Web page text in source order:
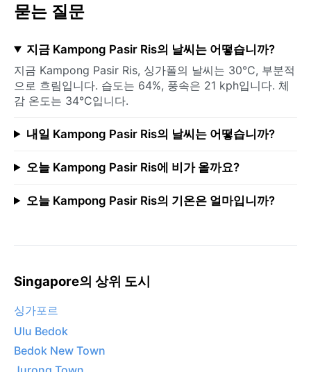
묻는 질문
지금 Kampong Pasir Ris의 날씨는 어떻습니까?
지금 Kampong Pasir Ris, 싱가폴의 날씨는 30°C, 부분적
으로 흐림입니다. 습도는 64%, 풍속은 21 kph입니다. 체
감 온도는 34°C입니다.
내일 Kampong Pasir Ris의 날씨는 어떻습니까?
오늘 Kampong Pasir Ris에 비가 올까요?
오늘 Kampong Pasir Ris의 기온은 얼마입니까?
Singapore의 상위 도시
싱가포르
Ulu Bedok
Bedok New Town